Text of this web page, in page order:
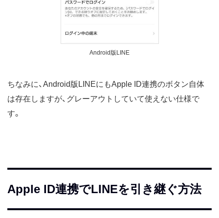
Android版LINE
ちなみに、Android版LINEにもApple ID連携のボタン自体
は存在しますが、グレーアウトしていて使えない仕様で
す。
Apple ID連携でLINEを引き継ぐ方法